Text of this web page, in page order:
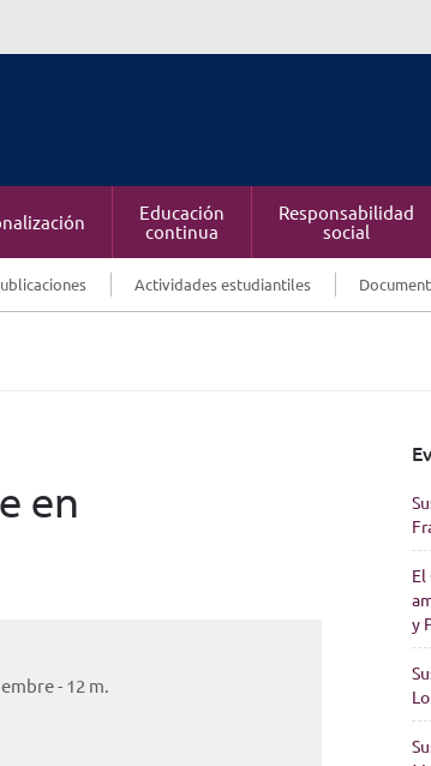
Educación
continua
Responsabilidad
social
Actividades estudiantiles
en
- 12 m.
y